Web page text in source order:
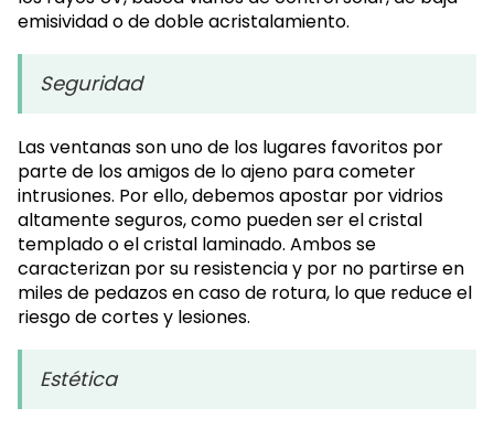
emisividad o de doble acristalamiento.
Seguridad
Las ventanas son uno de los lugares favoritos por
parte de los amigos de lo ajeno para cometer
intrusiones. Por ello, debemos apostar por vidrios
altamente seguros, como pueden ser el cristal
templado o el cristal laminado. Ambos se
caracterizan por su resistencia y por no partirse en
miles de pedazos en caso de rotura, lo que reduce el
riesgo de cortes y lesiones.
Estética